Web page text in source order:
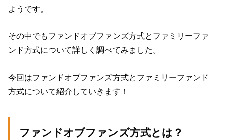
ようです。
その中でもファンドオブファンズ方式とファミリーファ
ンド方式について詳しく調べてみました。
今回はファンドオブファンズ方式とファミリーファンド
方式について紹介していきます！
ファンドオブファンズ方式とは？